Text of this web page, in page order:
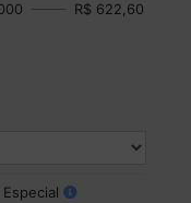
R$ 622,60
Especial